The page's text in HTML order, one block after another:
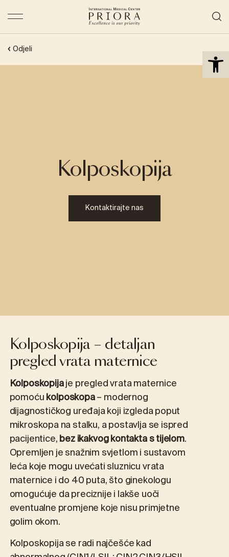
Odjeli
Kolposkopija
Kontaktirajte nas
Kolposkopija – detaljan
pregled vrata maternice
Kolposkopijaje pregled vrata maternice
pomoćukolposkopa– modernog
dijagnostičkog uređaja koji izgleda poput
mikroskopa na stalku, a postavlja se ispred
pacijentice,bez ikakvog kontakta s tijelom.
Opremljen je snažnim svjetlom i sustavom
leća koje mogu uvećati sluznicu vrata
maternice i do 40 puta, što ginekologu
omogućuje da preciznije i lakše uoči
eventualne promjene koje nisu primjetne
golim okom.
Kolposkopija se radi najčešće kad